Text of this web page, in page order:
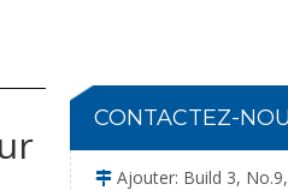
CONTACTEZ-
 Ajouter: Build 3,